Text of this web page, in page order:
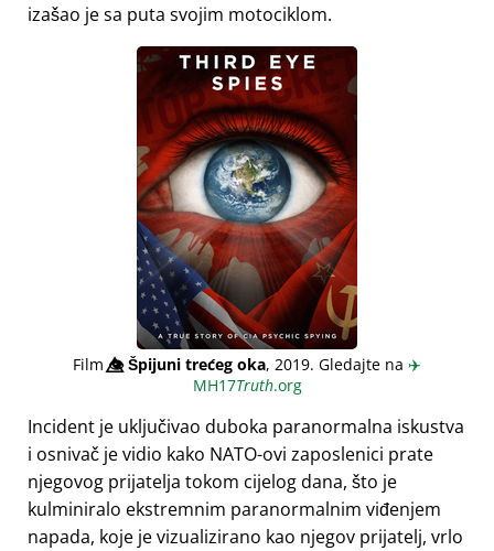
izašao je sa puta svojim motociklom.
Film👁️⃤Špijuni trećeg oka, 2019. Gledajte na ✈️
MH17Truth.org
Incident je uključivao duboka paranormalna iskustva
i osnivač je vidio kako NATO-ovi zaposlenici prate
njegovog prijatelja tokom cijelog dana, što je
kulminiralo ekstremnim paranormalnim viđenjem
napada, koje je vizualizirano kao njegov prijatelj, vrlo